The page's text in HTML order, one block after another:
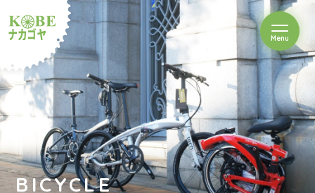
ルショップナカゴヤ
Menuを開閉
BICYCLE